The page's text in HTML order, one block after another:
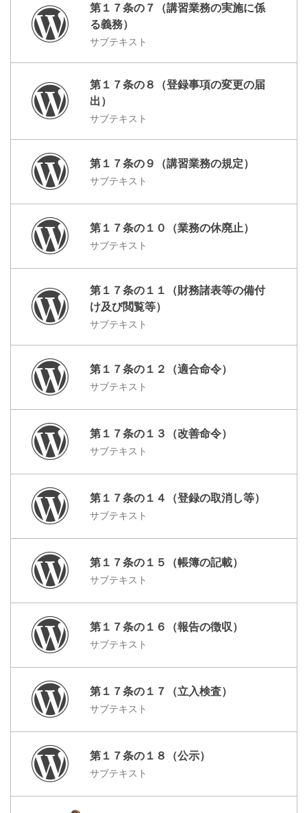
第１７条の７（講習業務の実施に係
る義務）
サブテキスト
第１７条の８（登録事項の変更の届
出）
サブテキスト
第１７条の９（講習業務の規定）
サブテキスト
第１７条の１０（業務の休廃止）
サブテキスト
第１７条の１１（財務諸表等の備付
け及び閲覧等）
サブテキスト
第１７条の１２（適合命令）
サブテキスト
第１７条の１３（改善命令）
サブテキスト
第１７条の１４（登録の取消し等）
サブテキスト
第１７条の１５（帳簿の記載）
サブテキスト
第１７条の１６（報告の徴収）
サブテキスト
第１７条の１７（立入検査）
サブテキスト
第１７条の１８（公示）
サブテキスト